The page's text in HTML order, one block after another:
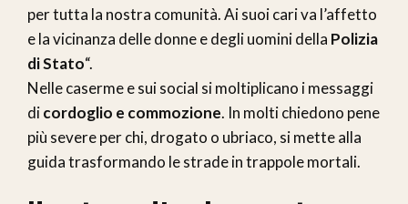
per tutta la nostra comunità. Ai suoi cari va l’affetto
e la vicinanza delle donne e degli uomini della Polizia
di Stato“.
Nelle caserme e sui social si moltiplicano i messaggi
dicordoglio e commozione. In molti chiedono pene
più severe per chi, drogato o ubriaco, si mette alla
guida trasformando le strade in trappole mortali.